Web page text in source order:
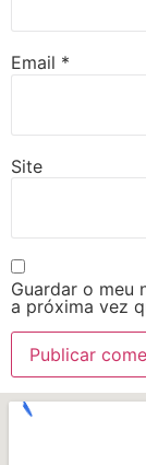
Email *
Site
Guardar o meu
a próxima vez